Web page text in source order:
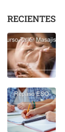
RECIENTES